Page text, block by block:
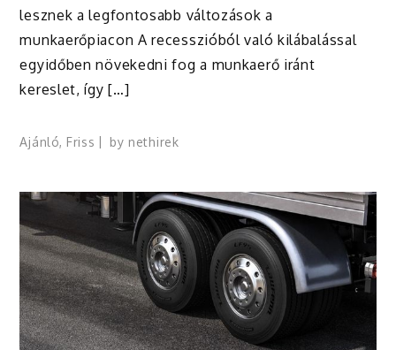
lesznek a legfontosabb változások a
munkaerőpiacon A recesszióból való kilábalással
egyidőben növekedni fog a munkaerő iránt
kereslet, így […]
Ajánló, Friss by nethirek